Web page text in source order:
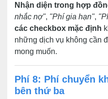
Nhận diện trong hợp
nhắc nợ", "Phí gia hạn",
các checkbox mặc định
những dịch vụ không cần
mong muốn.
Phí 8: Phí chuyển
bên thứ ba